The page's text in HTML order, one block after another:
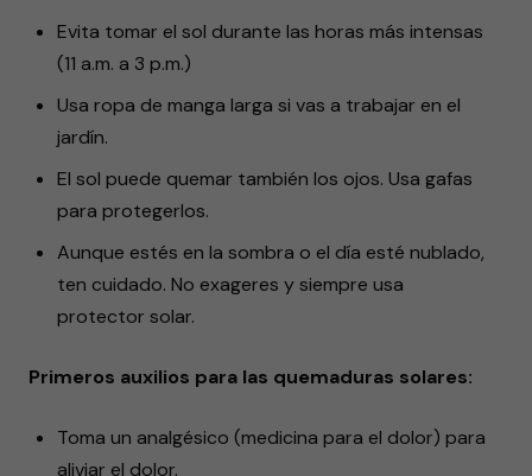
Evita tomar el sol durante las horas más intensas
(11 a.m. a 3 p.m.)
Usa ropa de manga larga si vas a trabajar en el
jardín.
El sol puede quemar también los ojos. Usa gafas
para protegerlos.
Aunque estés en la sombra o el día esté nublado,
ten cuidado. No exageres y siempre usa
protector solar.
Primeros auxilios para las quemaduras solares:
Toma un analgésico (medicina para el dolor) para
aliviar el dolor.